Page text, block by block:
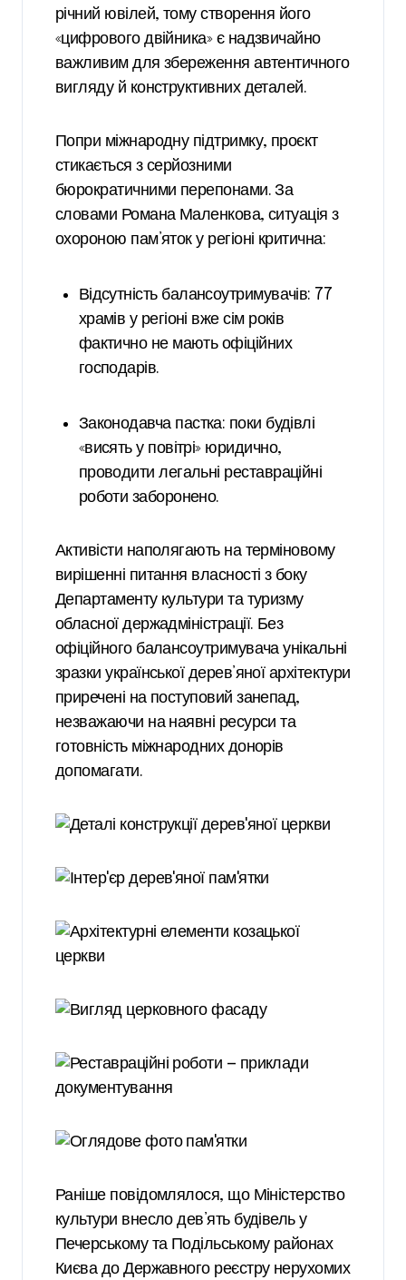
річний ювілей, тому створення його
«цифрового двійника» є надзвичайно
важливим для збереження автентичного
вигляду й конструктивних деталей.
Попри міжнародну підтримку, проєкт
стикається з серйозними
бюрократичними перепонами. За
словами Романа Маленкова, ситуація з
охороною пам’яток у регіоні критична:
Відсутність балансоутримувачів: 77
храмів у регіоні вже сім років
фактично не мають офіційних
господарів.
Законодавча пастка: поки будівлі
«висять у повітрі» юридично,
проводити легальні реставраційні
роботи заборонено.
Активісти наполягають на терміновому
вирішенні питання власності з боку
Департаменту культури та туризму
обласної держадміністрації. Без
офіційного балансоутримувача унікальні
зразки української дерев’яної архітектури
приречені на поступовий занепад,
незважаючи на наявні ресурси та
готовність міжнародних донорів
допомагати.
Раніше повідомлялося, що Міністерство
культури внесло дев’ять будівель у
Печерському та Подільському районах
Києва до Державного реєстру нерухомих